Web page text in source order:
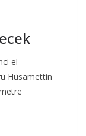
el
Hüsamettin